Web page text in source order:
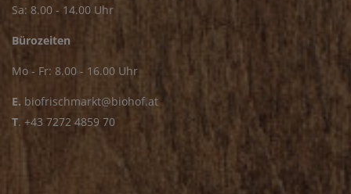
Sa: 8.00 - 14.00 Uhr
Bürozeiten
Mo - Fr: 8.00 - 16.00 Uhr
E. biofrischmarkt@biohof.at
T. +43 7272 4859 70